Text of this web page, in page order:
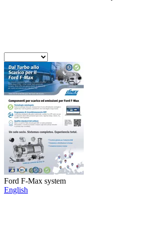
Ford F-Max system
English